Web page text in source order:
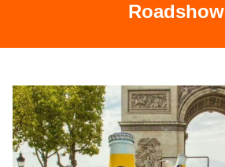
Roadshow